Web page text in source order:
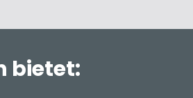
bietet: